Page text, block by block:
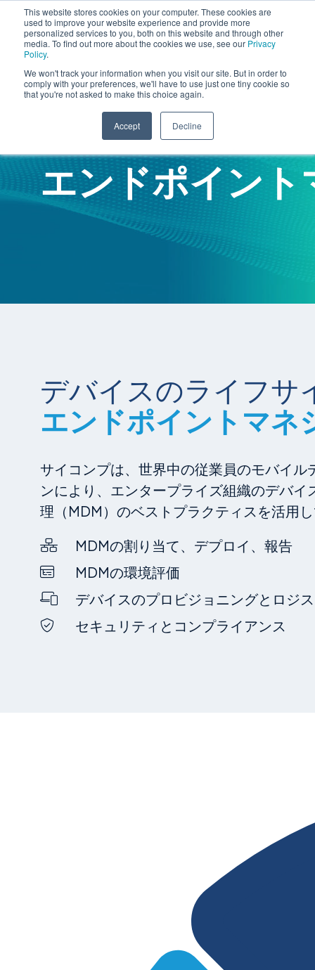
This website stores cookies on your computer. These cookies are
used to improve your website experience and provide more
personalized services to you, both on this website and through other
media. To find out more about the cookies we use, see our Privacy
Policy.
We won't track your information when you visit our site. But in order to
comply with your preferences, we'll have to use just one tiny cookie so
that you're not asked to make this choice again.
Accept Decline
エンドポイント
デバイスのライフサ
エンドポイントマネ
サイコンプは、世界中の従業員のモバイ
ンにより、エンタープライズ組織のデバ
理（MDM）のベストプラクティスを活用
MDMの割り当て、デプロイ、報告
MDMの環境評価
デバイスのプロビジョニングとロジ
セキュリティとコンプライアンス